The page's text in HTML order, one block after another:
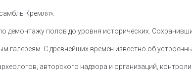
Кремля».
полов до уровня исторических.
С древнейших времен известно об
авторского надзора и организаций,